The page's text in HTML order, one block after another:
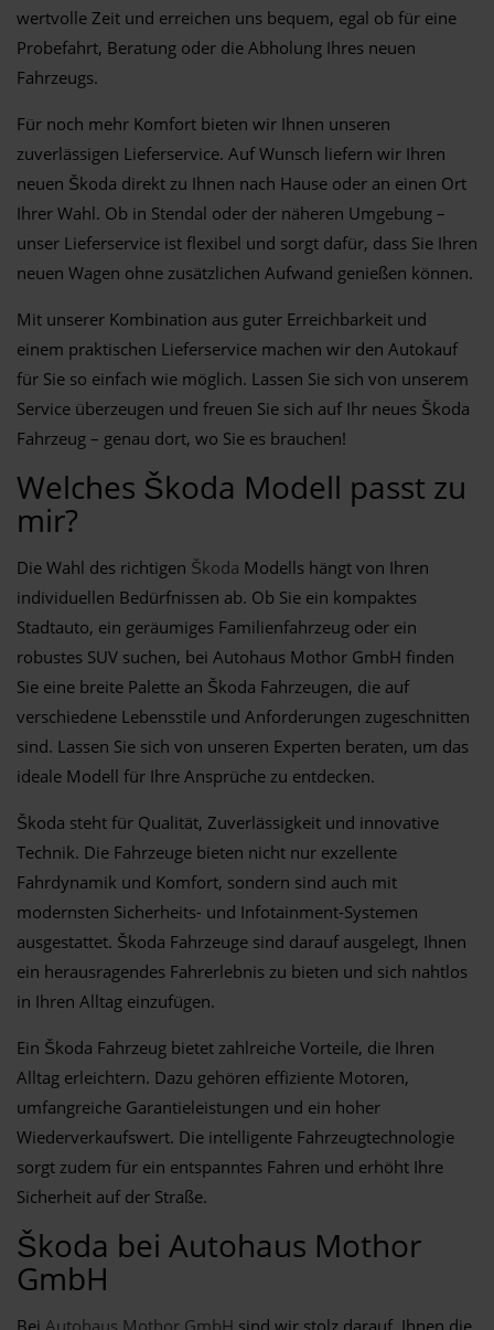
wertvolle Zeit und erreichen uns bequem, egal ob für eine
Probefahrt, Beratung oder die Abholung Ihres neuen
Fahrzeugs.
Für noch mehr Komfort bieten wir Ihnen unseren
zuverlässigen Lieferservice. Auf Wunsch liefern wir Ihren
neuen Škoda direkt zu Ihnen nach Hause oder an einen Ort
Ihrer Wahl. Ob in Stendal oder der näheren Umgebung –
unser Lieferservice ist flexibel und sorgt dafür, dass Sie Ihren
neuen Wagen ohne zusätzlichen Aufwand genießen können.
Mit unserer Kombination aus guter Erreichbarkeit und
einem praktischen Lieferservice machen wir den Autokauf
für Sie so einfach wie möglich. Lassen Sie sich von unserem
Service überzeugen und freuen Sie sich auf Ihr neues Škoda
Fahrzeug – genau dort, wo Sie es brauchen!
Welches Škoda Modell passt zu
mir?
Die Wahl des richtigen Škoda Modells hängt von Ihren
individuellen Bedürfnissen ab. Ob Sie ein kompaktes
Stadtauto, ein geräumiges Familienfahrzeug oder ein
robustes SUV suchen, bei Autohaus Mothor GmbH finden
Sie eine breite Palette an Škoda Fahrzeugen, die auf
verschiedene Lebensstile und Anforderungen zugeschnitten
sind. Lassen Sie sich von unseren Experten beraten, um das
ideale Modell für Ihre Ansprüche zu entdecken.
Škoda steht für Qualität, Zuverlässigkeit und innovative
Technik. Die Fahrzeuge bieten nicht nur exzellente
Fahrdynamik und Komfort, sondern sind auch mit
modernsten Sicherheits- und Infotainment-Systemen
ausgestattet. Škoda Fahrzeuge sind darauf ausgelegt, Ihnen
ein herausragendes Fahrerlebnis zu bieten und sich nahtlos
in Ihren Alltag einzufügen.
Ein Škoda Fahrzeug bietet zahlreiche Vorteile, die Ihren
Alltag erleichtern. Dazu gehören effiziente Motoren,
umfangreiche Garantieleistungen und ein hoher
Wiederverkaufswert. Die intelligente Fahrzeugtechnologie
sorgt zudem für ein entspanntes Fahren und erhöht Ihre
Sicherheit auf der Straße.
Škoda bei Autohaus Mothor
GmbH
Bei Autohaus Mothor GmbH sind wir stolz darauf, Ihnen die